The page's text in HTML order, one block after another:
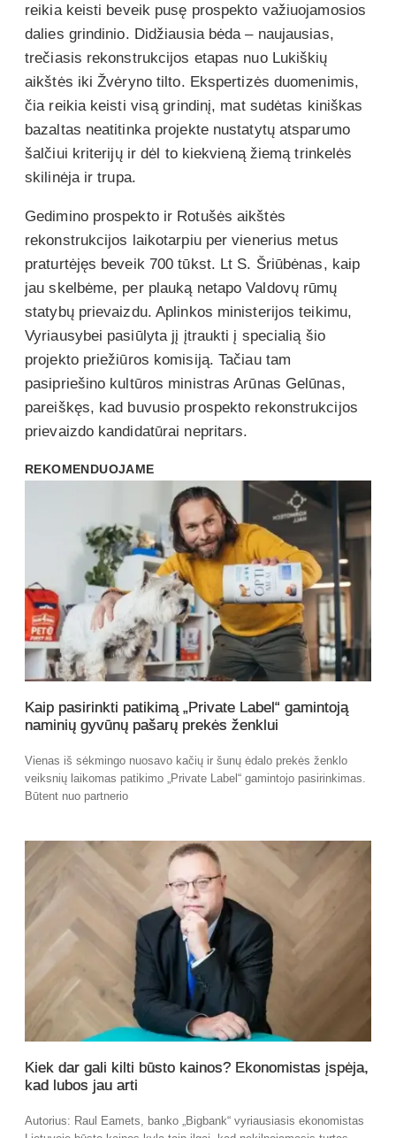
reikia keisti beveik pusę prospekto važiuojamosios
dalies grindinio. Didžiausia bėda – naujausias,
trečiasis rekonstrukcijos etapas nuo Lukiškių
aikštės iki Žvėryno tilto. Ekspertizės duomenimis,
čia reikia keisti visą grindinį, mat sudėtas kiniškas
bazaltas neatitinka projekte nustatytų atsparumo
šalčiui kriterijų ir dėl to kiekvieną žiemą trinkelės
skilinėja ir trupa.
Gedimino prospekto ir Rotušės aikštės
rekonstrukcijos laikotarpiu per vienerius metus
praturtėjęs beveik 700 tūkst. Lt S. Šriūbėnas, kaip
jau skelbėme, per plauką netapo Valdovų rūmų
statybų prievaizdu. Aplinkos ministerijos teikimu,
Vyriausybei pasiūlyta jį įtraukti į specialią šio
projekto priežiūros komisiją. Tačiau tam
pasipriešino kultūros ministras Arūnas Gelūnas,
pareiškęs, kad buvusio prospekto rekonstrukcijos
prievaizdo kandidatūrai nepritars.
REKOMENDUOJAME
Kaip pasirinkti patikimą „Private Label“ gamintoją
naminių gyvūnų pašarų prekės ženklui
Vienas iš sėkmingo nuosavo kačių ir šunų ėdalo prekės ženklo
veiksnių laikomas patikimo „Private Label“ gamintojo pasirinkimas.
Būtent nuo partnerio
Kiek dar gali kilti būsto kainos? Ekonomistas įspėja,
kad lubos jau arti
Autorius: Raul Eamets, banko „Bigbank“ vyriausiasis ekonomistas